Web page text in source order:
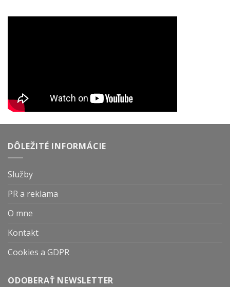
DÔLEŽITÉ INFORMÁCIE
Služby
PR a reklama
O mne
Kontakt
Cookies a GDPR
ODOBERAŤ NEWSLETTER